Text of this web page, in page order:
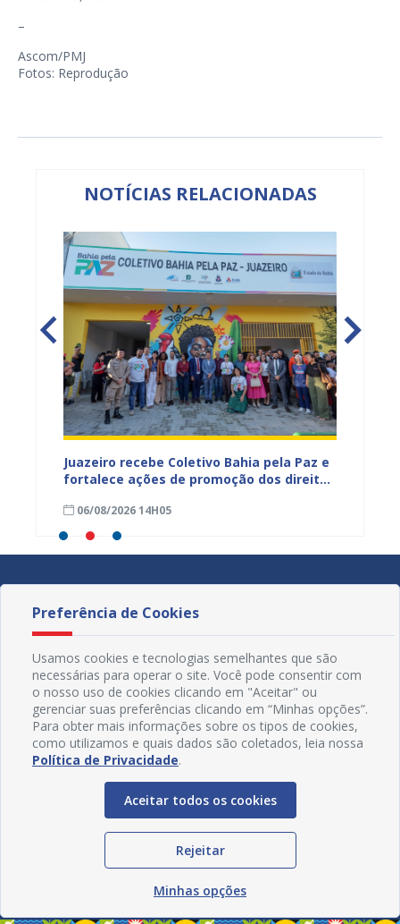
–
Ascom/PMJ
Fotos: Reprodução
NOTÍCIAS RELACIONADAS
Juazeiro recebe Coletivo Bahia pela Paz e
fortalece ações de promoção dos direitos
06/08/2026 14H05
Redes Sociais
Preferência de Cookies
Usamos cookies e tecnologias semelhantes que são
necessárias para operar o site. Você pode consentir com
o nosso uso de cookies clicando em "Aceitar" ou
gerenciar suas preferências clicando em “Minhas opções”.
Para obter mais informações sobre os tipos de cookies,
como utilizamos e quais dados são coletados, leia nossa
Política de Privacidade.
Aceitar todos os cookies
Rejeitar
Minhas opções